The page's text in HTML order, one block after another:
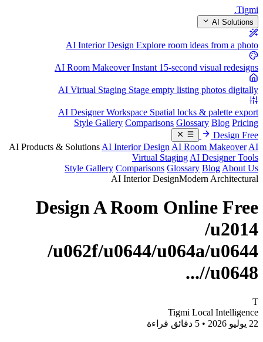
Tigmi
.
AI Solutions
AI Interior Design Explore room ideas from a photo
AI Room Makeover Instant 15-second visual redesigns
AI Virtual Staging Stage empty listing photos digitally
AI Designer Workspace Spatial locks & palette export
Style Gallery Comparisons Glossary Blog Pricing
Design Free
AI Products & Solutions AI Interior Design AI Room Makeover AI
Virtual Staging AI Designer Tools
Style Gallery Comparisons Glossary Blog About Us
AI Interior DesignModern Architectural
Design A Room Online Free
/u2014
/u062f/u0644/u064a/u0644
/u0648/...
T
Tigmi Local Intelligence
22 يوليو 2026 • 5 دقائق قراءة